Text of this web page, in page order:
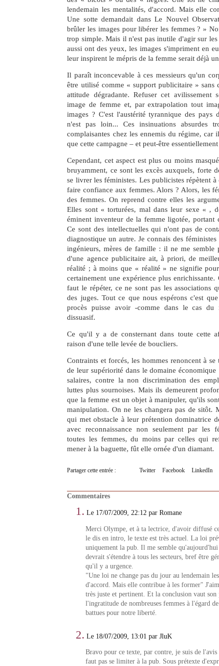
lendemain les mentalités, d'accord. Mais elle
Une sotte demandait dans Le Nouvel
brûler les images pour libérer les femmes ? »
trop simple. Mais il n'est pas inutile d'agir sur les
aussi ont des yeux, les images s'impriment en
leur inspirent le mépris de la femme serait déjà
Il paraît inconcevable à ces messieurs qu'un
être utilisé comme « support publicitaire »
attitude dégradante. Refuser cet avilissement
image de femme et, par extrapolation tout
images ? C'est l'austérité tyrannique des pays
n'est pas loin... Ces insinuations absurdes
complaisantes chez les ennemis du régime, car
que cette campagne – et peut-être
Cependant, cet aspect est plus ou moins
bruyamment, ce sont les excès auxquels, forte
se livrer les féministes. Les publicistes répètent
faire confiance aux femmes. Alors ? Alors, les
des femmes. On reprend contre elles les
Elles sont « torturées, mal dans leur sexe « ,
éminent inventeur de la femme ligotée, portant
Ce sont des intellectuelles qui n'ont pas de
diagnostique un autre. Je connais des féministes
ingénieurs, mères de famille : il ne me semble
d'une agence publicitaire ait, à priori, de
réalité ; à moins que « réalité » ne signifie
certainement une expérience plus
faut le répéter, ce ne sont pas les associations
des juges. Tout ce que nous espérons c'est
procès puisse avoir -comme dans le cas
dissuasif.
Ce qu'il y a de consternant dans toute cette
raison d'une telle levée de boucliers.
Contraints et forcés, les hommes renoncent à se
de leur supériorité dans le domaine
salaires, contre la non discrimination des
luttes plus sournoises. Mais ils demeurent
que la femme est un objet à manipuler, qu'ils
manipulation. On ne les changera pas de sitôt.
qui met obstacle à leur prétention dominatrice
avec reconnaissance non seulement par les
toutes les femmes, du moins par celles qui
mener à la baguette, fût elle ornée d'un diamant.
Partager cette entrée : Twitter Facebook LinkedIn
Commentaires
1. Le 17/07/2009, 22:12 par Romane
Merci Olympe, et à ta lectrice, d'avoir diffusé
le dis en intro, le texte est très actuel. La loi
uniquement la pub. Il me semble
devrait s'étendre à tous les secteurs, bref être
qu'il y a urgence.
"Une loi ne change pas du jour au lendemain
d'accord. Mais elle contribue à les former"
très juste et pertinent. Et la conclusion vaut son
l'ingratitude de nombreuses femmes à l'égard
battues pour notre liberté.
2. Le 18/07/2009, 13:01 par JluK
Bravo pour ce texte, par contre, je suis de
faut pas se limiter à la pub. Sous prétexte